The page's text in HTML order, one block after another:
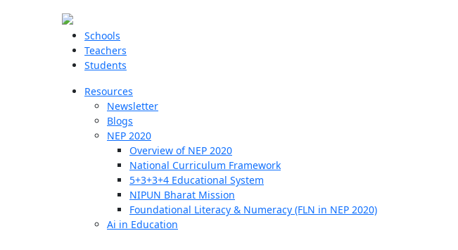
Schools
Teachers
Students
Resources
Newsletter
Blogs
NEP 2020
Overview of NEP 2020
National Curriculum Framework
5+3+3+4 Educational System
NIPUN Bharat Mission
Foundational Literacy & Numeracy (FLN in NEP 2020)
Ai in Education